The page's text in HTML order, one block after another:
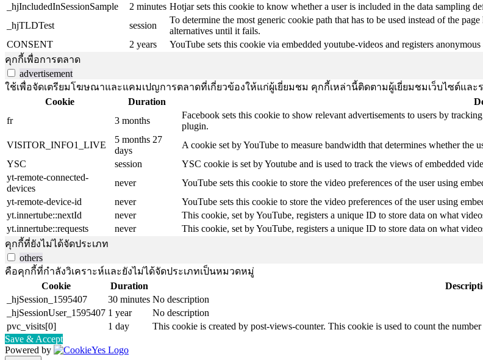
_hjIncludedInSessionSample
2 minutes Hotjar sets this cookie to know whether a user is included in the data sampling
_hjTLDTest
session
To determine the most generic cookie path that has to be used instead of the
alternatives until it fails.
CONSENT
2 years
YouTube sets this cookie via embedded youtube-videos and registers anonymous
คุกกี้เพื่อการตลาด
advertisement
ใช้เพื่อจัดเตรียมโฆษณาและแคมเปญการตลาดที่เกี่ยวข้องให้แก่ผู้เยี่ยมชม คุกกี้เหล่านี้ติดตามผู้เยี่ยมชมเว็บไซต์แล
Cookie
Duration
fr
3 months
Facebook sets this cookie to show relevant advertisements to users by
plugin.
VISITOR_INFO1_LIVE
5 months 27
days
A cookie set by YouTube to measure bandwidth that determines whether the
YSC
session
YSC cookie is set by Youtube and is used to track the views of embedded
yt-remote-connected-
devices
never
YouTube sets this cookie to store the video preferences of the user using
yt-remote-device-id
never
YouTube sets this cookie to store the video preferences of the user using
yt.innertube::nextId
never
This cookie, set by YouTube, registers a unique ID to store data on what
yt.innertube::requests
never
This cookie, set by YouTube, registers a unique ID to store data on what
คุกกี้ที่ยังไม่ได้จัดประเภท
others
คือคุกกี้ที่กำลังวิเคราะห์และยังไม่ได้จัดประเภทเป็นหมวดหมู่
Cookie
Duration
_hjSession_1595407
30 minutes No description
_hjSessionUser_1595407 1 year
No description
pvc_visits[0]
1 day
This cookie is created by post-views-counter. This cookie is used to count the
Save & Accept
Powered by